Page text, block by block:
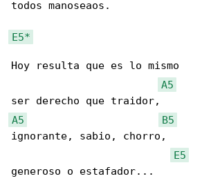
todos manoseaos.
E5*
Hoy resulta que es lo mismo
A5
A5
B5
ignorante, sabio, chorro,
E5
generoso o estafador...